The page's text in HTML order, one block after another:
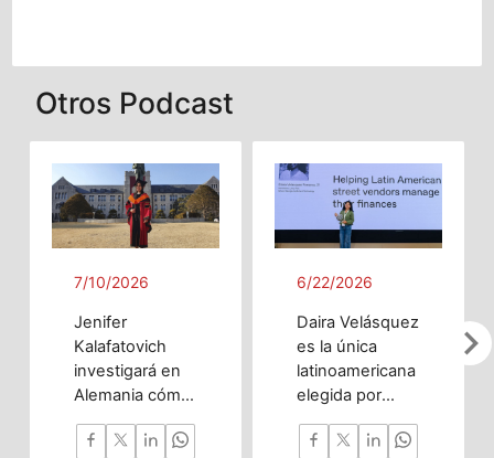
Otros Podcast
chevron_right
7/10/2026
Jenifer
Kalafatovich
investigará en
Alemania cómo
artificial puede
6/22/2026
Daira Velásquez
es la única
latinoamericana
elegida por
a chatbot que